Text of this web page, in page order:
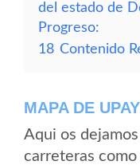
del estado de
Progreso:
18 Contenido
MAPA DE
Aqui os
carreteras como